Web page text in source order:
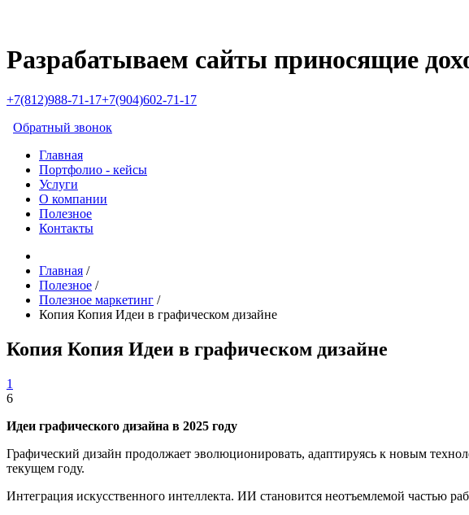
Разрабатываем сайты приносящие
+7(812)988-71-17+7(904)602-71-17
Обратный звонок
Главная
Портфолио - кейсы
Услуги
О компании
Полезное
Контакты
Главная /
Полезное /
Полезное маркетинг /
Копия Копия Идеи в графическом дизайне
Копия Копия Идеи в графическом дизайне
1
6
Идеи графического дизайна в 2025 году
Графический дизайн продолжает эволюционировать, адаптируясь к новым
текущем году.
Интеграция искусственного интеллекта. ИИ становится неотъемлемой частью